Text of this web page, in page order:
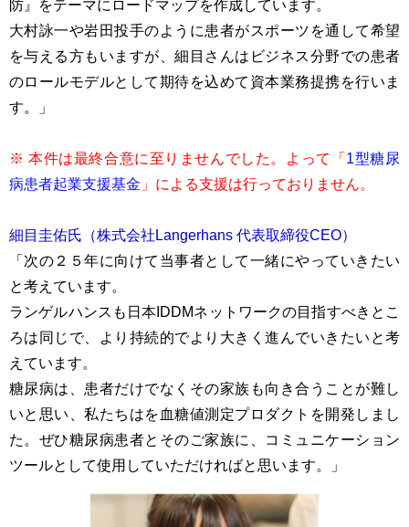
防』をテーマにロードマップを作成しています。
大村詠一や岩田投手のように患者がスポーツを通して希望
を与える方もいますが、細目さんはビジネス分野での患者
のロールモデルとして期待を込めて資本業務提携を行いま
す。」
※ 本件は最終合意に至りませんでした。よって「 1型糖尿
病患者起業支援基金 」による支援は行っておりません。
細目圭佑氏（株式会社Langerhans 代表取締役CEO）
「次の２５年に向けて当事者として一緒にやっていきたい
と考えています。
ランゲルハンスも日本IDDMネットワークの目指すべきとこ
ろは同じで、より持続的でより大きく進んでいきたいと考
えています。
糖尿病は、患者だけでなくその家族も向き合うことが難し
いと思い、私たちはを血糖値測定プロダクトを開発しまし
た。ぜひ糖尿病患者とそのご家族に、コミュニケーション
ツールとして使用していただければと思います。」